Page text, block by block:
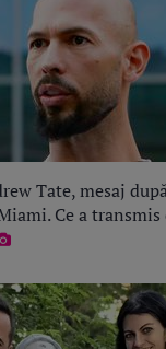
Tate, mesaj
Ce a transmis